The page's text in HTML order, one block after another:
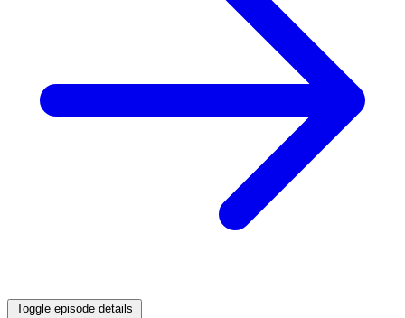
Toggle episode details